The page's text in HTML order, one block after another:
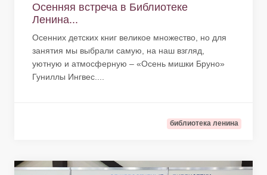
Осенняя встреча в Библиотеке
Ленина...
Осенних детских книг великое множество, но для
занятия мы выбрали самую, на наш взгляд,
уютную и атмосферную – «Осень мишки Бруно»
Гуниллы Ингвес....
библиотека ленина